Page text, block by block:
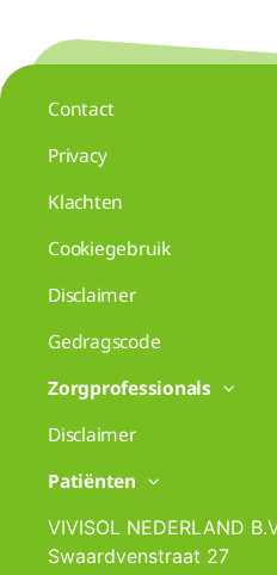
Contact
Privacy
Klachten
Cookiegebruik
Disclaimer
Gedragscode
Zorgprofessionals
Disclaimer
Patiënten
VIVISOL NEDERLAND
Swaardvenstraat 27